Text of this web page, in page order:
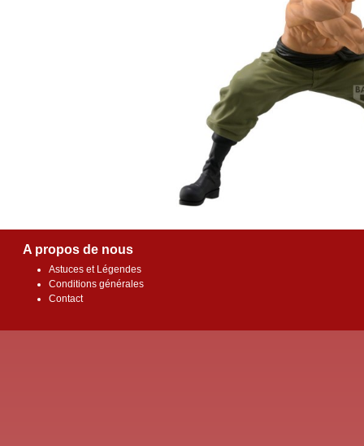
A propos de nous
Astuces et Légendes
Conditions générales
Contact